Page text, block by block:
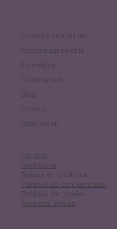
Consultations félines
Accompagnements
Formations
Conférences
Blog
Contact
Réservation
Librairie
Recherche
Termes et conditions
Politique de confidentialité
Politique de cookies
Mentions légales